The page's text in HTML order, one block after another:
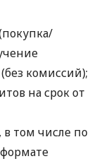
комиссий);
на срок от
том числе по